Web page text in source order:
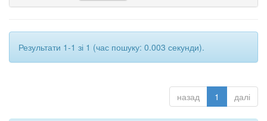
Результати 1-1 зі 1 (час пошуку: 0.003 секунди).
назад 1 далі